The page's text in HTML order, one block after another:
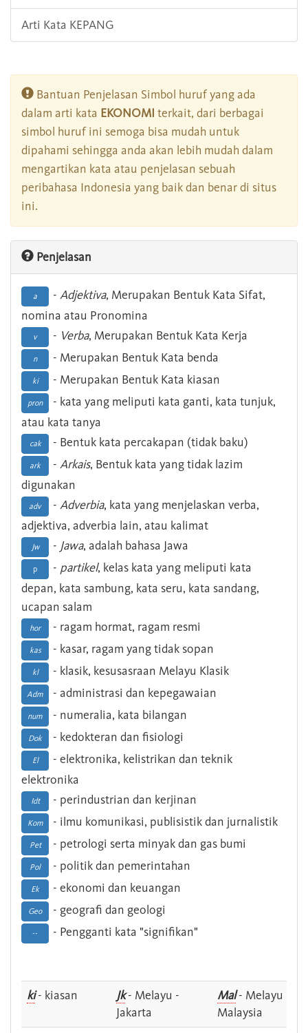
Arti Kata KEPANG
Bantuan Penjelasan Simbol huruf yang ada
dalam arti kata EKONOMI terkait, dari berbagai
simbol huruf ini semoga bisa mudah untuk
dipahami sehingga anda akan lebih mudah dalam
mengartikan kata atau penjelasan sebuah
peribahasa Indonesia yang baik dan benar di situs
ini.
Penjelasan
a - Adjektiva, Merupakan Bentuk Kata Sifat,
nomina atau Pronomina
v - Verba, Merupakan Bentuk Kata Kerja
n - Merupakan Bentuk Kata benda
ki - Merupakan Bentuk Kata kiasan
pron
- kata yang meliputi kata ganti, kata tunjuk,
atau kata tanya
cak - Bentuk kata percakapan (tidak baku)
ark - Arkais, Bentuk kata yang tidak lazim
digunakan
adv - Adverbia, kata yang menjelaskan verba,
adjektiva, adverbia lain, atau kalimat
Jw - Jawa, adalah bahasa Jawa
p - partikel, kelas kata yang meliputi kata
depan, kata sambung, kata seru, kata sandang,
ucapan salam
hor - ragam hormat, ragam resmi
kas - kasar, ragam yang tidak sopan
kl - klasik, kesusasraan Melayu Klasik
Adm - administrasi dan kepegawaian
num - numeralia, kata bilangan
Dok - kedokteran dan fisiologi
El
- elektronika, kelistrikan dan teknik
elektronika
Idt - perindustrian dan kerjinan
Kom - ilmu komunikasi, publisistik dan jurnalistik
Pet - petrologi serta minyak dan gas bumi
Pol - politik dan pemerintahan
Ek - ekonomi dan keuangan
Geo - geografi dan geologi
-- - Pengganti kata "signifikan"
ki- kiasan Jk- Melayu -
Jakarta
Mal- Melayu -
Malaysia